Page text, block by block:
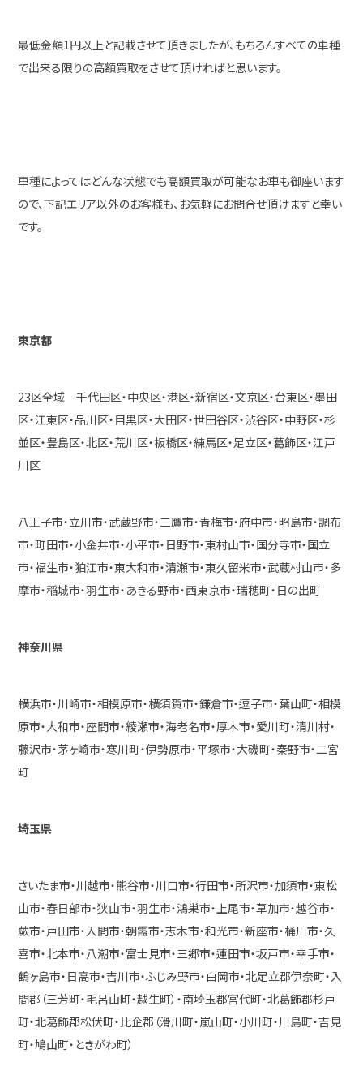
最低金額1円以上と記載させて頂きましたが、もちろんすべての車種
で出来る限りの高額買取をさせて頂ければと思います。
車種によってはどんな状態でも高額買取が可能なお車も御座います
ので、下記エリア以外のお客様も、お気軽にお問合せ頂けますと幸い
です。
東京都
23区全域 千代田区・中央区・港区・新宿区・文京区・台東区・墨田
区・江東区・品川区・目黒区・大田区・世田谷区・渋谷区・中野区・杉
並区・豊島区・北区・荒川区・板橋区・練馬区・足立区・葛飾区・江戸
川区
八王子市・立川市・武蔵野市・三鷹市・青梅市・府中市・昭島市・調布
市・町田市・小金井市・小平市・日野市・東村山市・国分寺市・国立
市・福生市・狛江市・東大和市・清瀬市・東久留米市・武蔵村山市・多
摩市・稲城市・羽生市・あきる野市・西東京市・瑞穂町・日の出町
神奈川県
横浜市・川崎市・相模原市・横須賀市・鎌倉市・逗子市・葉山町・相模
原市・大和市・座間市・綾瀬市・海老名市・厚木市・愛川町・清川村・
藤沢市・茅ヶ崎市・寒川町・伊勢原市・平塚市・大磯町・秦野市・二宮
町
埼玉県
さいたま市・川越市・熊谷市・川口市・行田市・所沢市・加須市・東松
山市・春日部市・狭山市・羽生市・鴻巣市・上尾市・草加市・越谷市・
蕨市・戸田市・入間市・朝霞市・志木市・和光市・新座市・桶川市・久
喜市・北本市・八潮市・富士見市・三郷市・蓮田市・坂戸市・幸手市・
鶴ヶ島市・日高市・吉川市・ふじみ野市・白岡市・北足立郡伊奈町・入
間郡（三芳町・毛呂山町・越生町）・南埼玉郡宮代町・北葛飾郡杉戸
町・北葛飾郡松伏町・比企郡（滑川町・嵐山町・小川町・川島町・吉見
町・鳩山町・ときがわ町）